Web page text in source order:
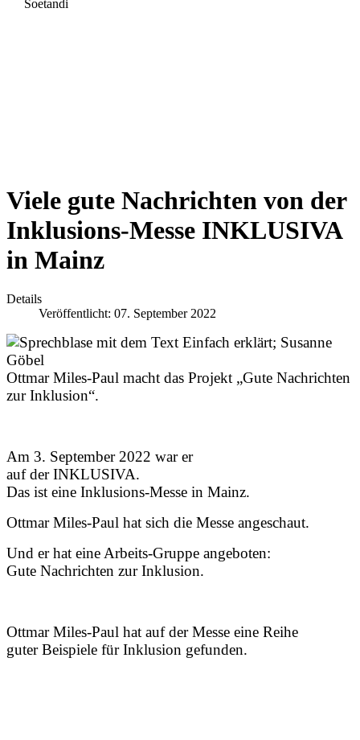
Viele gute Nachrichten von der
Inklusions-Messe INKLUSIVA
in Mainz
Details
Veröffentlicht: 07. September 2022
Ottmar Miles-Paul macht das Projekt „Gute Nachrichten
zur Inklusion“.
Am 3. September 2022 war er
auf der INKLUSIVA.
Das ist eine Inklusions-Messe in Mainz.
Ottmar Miles-Paul hat sich die Messe angeschaut.
Und er hat eine Arbeits-Gruppe angeboten:
Gute Nachrichten zur Inklusion.
Ottmar Miles-Paul hat auf der Messe eine Reihe
guter Beispiele für Inklusion gefunden.